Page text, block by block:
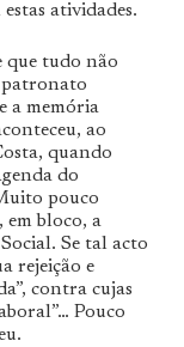
atividades.
que tudo não
patronato
a memória
ao
quando
do
pouco
bloco, a
Se tal acto
rejeição e
contra cujas
Pouco